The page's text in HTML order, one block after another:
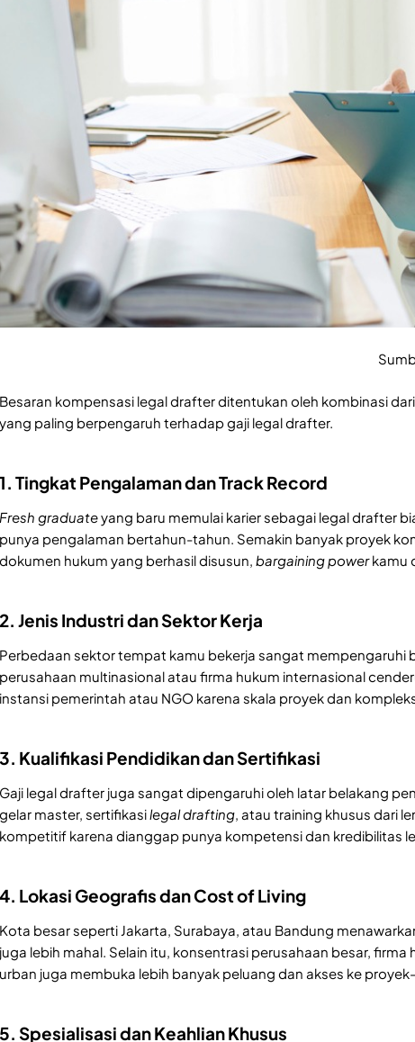
Besaran kompensasi legal drafter ditentukan oleh kombinasi
yang paling berpengaruh terhadap gaji legal drafter.
1. Tingkat Pengalaman dan Track Record
Fresh graduateyang baru memulai karier sebagai legal drafter
punya pengalaman bertahun-tahun. Semakin banyak proyek
dokumen hukum yang berhasil disusun, bargaining powerkamu
2. Jenis Industri dan Sektor Kerja
Perbedaan sektor tempat kamu bekerja sangat mempengaruhi
perusahaan multinasional atau firma hukum internasional
instansi pemerintah atau NGO karena skala proyek dan
3. Kualifikasi Pendidikan dan Sertifikasi
Gaji legal drafter juga sangat dipengaruhi oleh latar belakang
gelar master, sertifikasilegal drafting, atau training khusus dari
kompetitif karena dianggap punya kompetensi dan kredibilitas
4. Lokasi Geografis dan Cost of Living
Kota besar seperti Jakarta, Surabaya, atau Bandung
juga lebih mahal. Selain itu, konsentrasi perusahaan besar,
urban juga membuka lebih banyak peluang dan akses ke
5. Spesialisasi dan Keahlian Khusus